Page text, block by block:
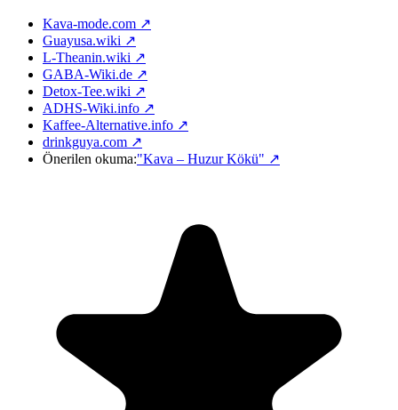
Kava-mode.com ↗
Guayusa.wiki ↗
L-Theanin.wiki ↗
GABA-Wiki.de ↗
Detox-Tee.wiki ↗
ADHS-Wiki.info ↗
Kaffee-Alternative.info ↗
drinkguya.com ↗
Önerilen okuma:"Kava – Huzur Kökü" ↗